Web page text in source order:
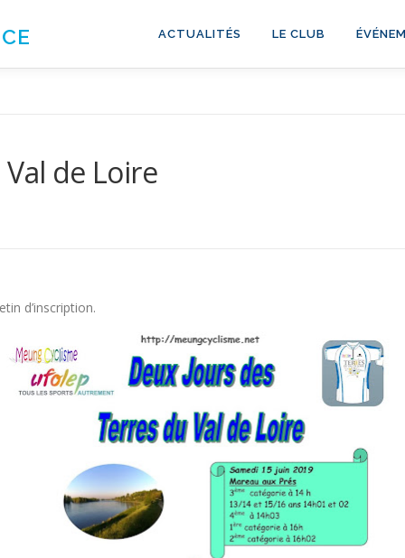
ACTUALITÉS LE CLUB
de Loire
d’inscription.